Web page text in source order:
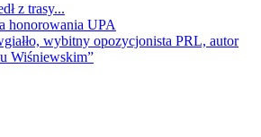
z trasy...
honorowania UPA
wybitny opozycjonista PRL, autor
Wiśniewskim”